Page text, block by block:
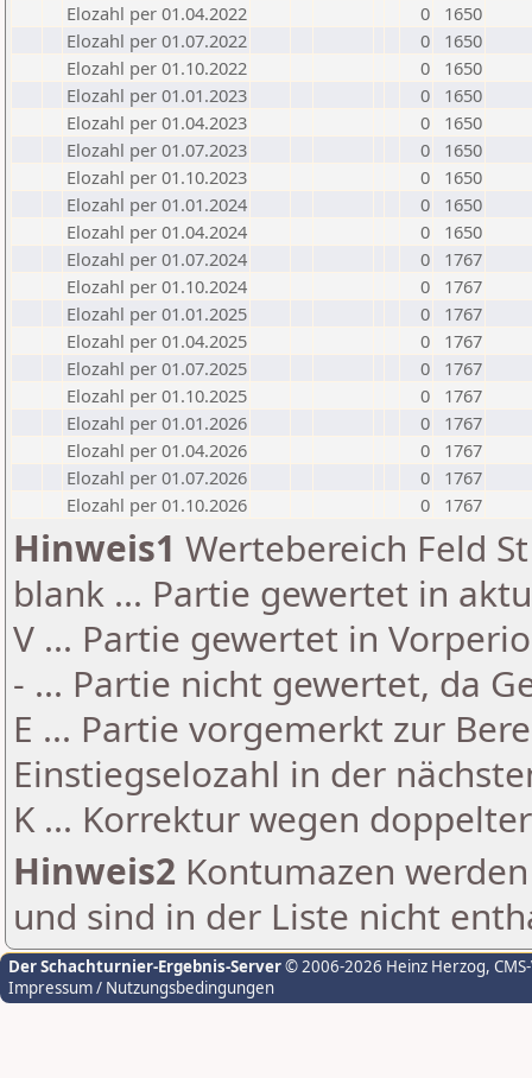
Elozahl per 01.04.2022
0
1650
Elozahl per 01.07.2022
0
1650
Elozahl per 01.10.2022
0
1650
Elozahl per 01.01.2023
0
1650
Elozahl per 01.04.2023
0
1650
Elozahl per 01.07.2023
0
1650
Elozahl per 01.10.2023
0
1650
Elozahl per 01.01.2024
0
1650
Elozahl per 01.04.2024
0
1650
Elozahl per 01.07.2024
0
1767
Elozahl per 01.10.2024
0
1767
Elozahl per 01.01.2025
0
1767
Elozahl per 01.04.2025
0
1767
Elozahl per 01.07.2025
0
1767
Elozahl per 01.10.2025
0
1767
Elozahl per 01.01.2026
0
1767
Elozahl per 01.04.2026
0
1767
Elozahl per 01.07.2026
0
1767
Elozahl per 01.10.2026
0 1767
Hinweis1 Wertebereich Feld
blank ... Partie gewertet in
V ... Partie gewertet in
- ... Partie nicht gewertet, da
E ... Partie vorgemerkt zur
Einstiegselozahl in der
K ... Korrektur wegen
Hinweis2 Kontumazen
und sind in der Liste nicht
Der Schachturnier-Ergebnis-Server© 2006-2026 Heinz Herzog,
Impressum / Nutzungsbedingungen